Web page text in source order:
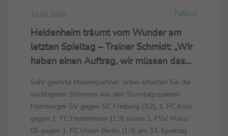
10.05.2026 Fußball
Heidenheim träumt vom Wunder am
letzten Spieltag – Trainer Schmidt: „Wir
haben einen Auftrag, wir müssen das
Sehr geehrte Medienpartner, anbei erhalten Sie die
wichtigsten Stimmen aus den Sonntagsspielen
Hamburger SV gegen SC Freiburg (3:2), 1. FC Köln
gegen 1. FC Heidenheim (1:3) sowie 1. FSV Mainz
05 gegen 1. FC Union Berlin (1:3) am 33. Spieltag